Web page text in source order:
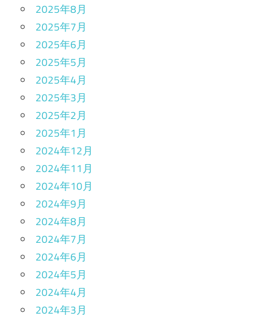
2025年8月
2025年7月
2025年6月
2025年5月
2025年4月
2025年3月
2025年2月
2025年1月
2024年12月
2024年11月
2024年10月
2024年9月
2024年8月
2024年7月
2024年6月
2024年5月
2024年4月
2024年3月